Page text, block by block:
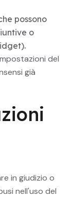
possono
o
del
già
in giudizio o
nell'uso del